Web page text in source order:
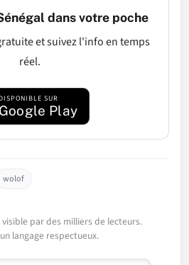
dans votre poche
et suivez l'info en temps
réel.
DISPONIBLE SUR
Google Play
wolof
par des milliers de lecteurs.
langage respectueux.